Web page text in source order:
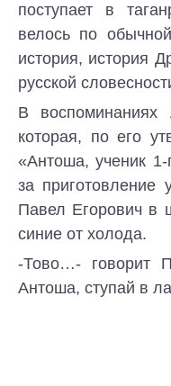
поступает в
велось по
история, история
русской
В воспоминаниях
которая, по его
«Антоша, ученик
за
Павел Егорович в
синие от холода.
-Тово…- говорит
Антоша, ступай в